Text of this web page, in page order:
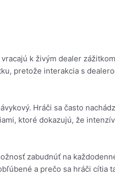
k živým dealer
pretože interakcia s
Hráči sa často
ktoré dokazujú, že
zabudnúť na
a prečo sa hráči cítia